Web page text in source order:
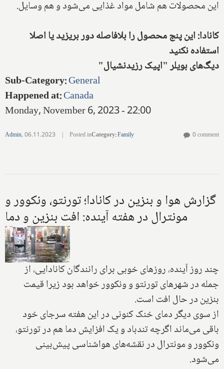
این محصولات هم شامل مواد غذایی می‌شود و هم وسایل.
کانادا: این پنج محصول را بلافاصله دور بریزید یا اصلا
استفاده نکنید
دیگ‌های بویلر "اپیک رزیدنشیال"
Sub-Category:General
Happened at:Canada
Monday, November 6, 2023 - 22:00
Admin,06.11.2023 | Posted inCategory:Family 0 comment
گزارش هوا و بنزین در کانادا؛ تورنتو، ونکوور و
مونترال در هفته آینده: افت بنزین و دما
چند روز آینده، روزهای خوبی برای رانندگان کانادایی، از
جمله در شهرهای تورنتو و ونکوور خواهد بود زیرا قیمت
بنزین در حال افت است.
از سوی دیگر دمای خنک کنونی در این هفته سرجای خود
باقی می‌ماند اگرچه تندباد و یک افزایش دما هم در تورنتو،
ونکوور و مونترال در نقشه‌های هواشناسی پیش‌بینی
می‌شود.